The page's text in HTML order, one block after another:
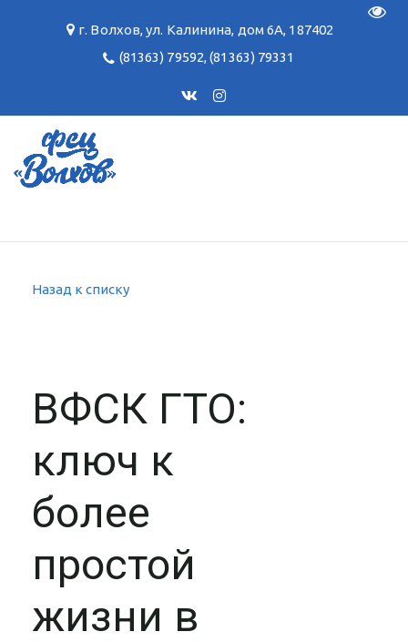
г. Волхов,ул. Калинина, дом 6А, 187402
(81363) 79592,(81363) 79331
Назад к списку
ВФСК ГТО:
ключ к
более
простой
жизни в